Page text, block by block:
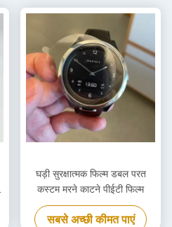
घड़ी सुरक्षात्मक फिल्म डबल परत
कस्टम मरने काटने पीईटी फिल्म
सबसे अच्छी कीमत पाएं